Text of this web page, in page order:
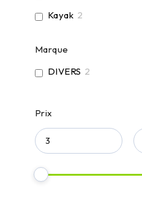
Kayak 2
Marque
DIVERS 2
Prix